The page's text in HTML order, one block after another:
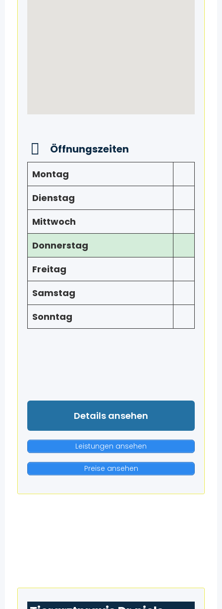
Öffnungszeiten
Montag
Dienstag
Mittwoch
Donnerstag
Freitag
Samstag
Sonntag
Details ansehen
Leistungen ansehen
Preise ansehen